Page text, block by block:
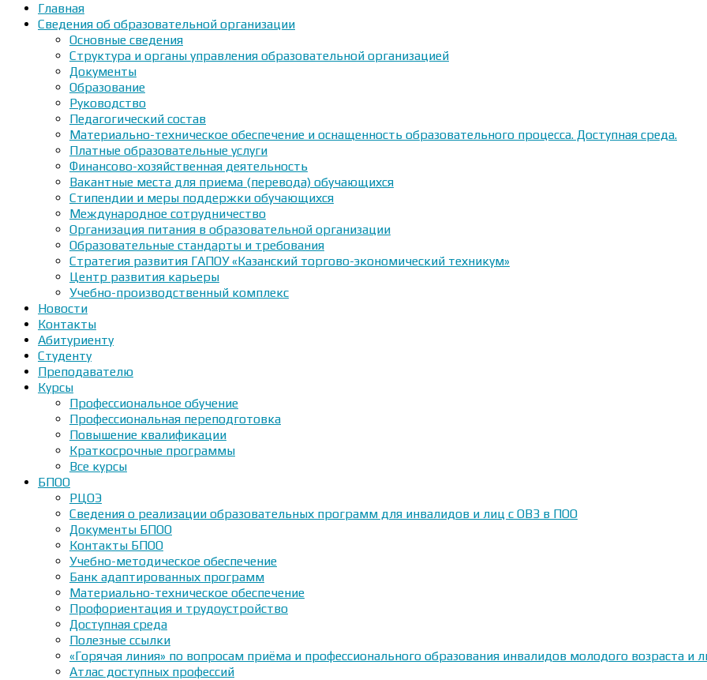
Главная
Сведения об образовательной организации
Основные сведения
Структура и органы управления образовательной организацией
Документы
Образование
Руководство
Педагогический состав
Материально-техническое обеспечение и оснащенность образовательного процесса. Доступная среда.
Платные образовательные услуги
Финансово-хозяйственная деятельность
Вакантные места для приема (перевода) обучающихся
Стипендии и меры поддержки обучающихся
Международное сотрудничество
Организация питания в образовательной организации
Образовательные стандарты и требования
Стратегия развития ГАПОУ «Казанский торгово-экономический техникум»
Центр развития карьеры
Учебно-производственный комплекс
Новости
Контакты
Абитуриенту
Студенту
Преподавателю
Курсы
Профессиональное обучение
Профессиональная переподготовка
Повышение квалификации
Краткосрочные программы
Все курсы
БПОО
РЦОЭ
Сведения о реализации образовательных программ для инвалидов и лиц с ОВЗ в ПОО
Документы БПОО
Контакты БПОО
Учебно-методическое обеспечение
Банк адаптированных программ
Материально-техническое обеспечение
Профориентация и трудоустройство
Доступная среда
Полезные ссылки
«Горячая линия» по вопросам приёма и профессионального образования инвалидов молодого возраста
Атлас доступных профессий